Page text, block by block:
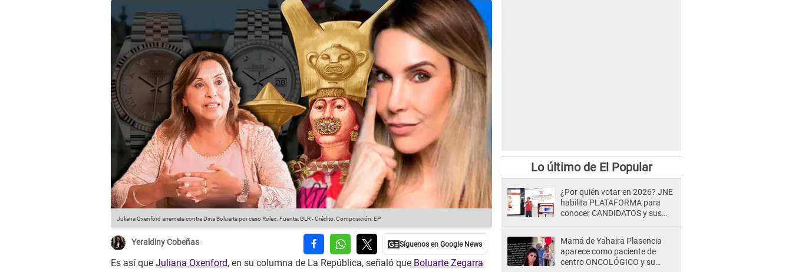
Juliana Oxenford arremete contra Dina Boluarte por caso Rolex. Fuente: GLR-Crédito: Composición: EP
Yeraldiny Cobeñas
Es así que Juliana Oxenford, en su columna de La República, señaló que Boluarte Zegarra
Lo último de El Popular
¿Por quién votar en 2026? JNE
habilita PLATAFORMA para
conocer CANDIDATOS y sus
Mamá de Yahaira Plasencia
aparece como paciente de
centro ONCOLÓGICO y su